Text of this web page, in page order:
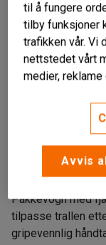
Fjærbelastede
Avtakbare sider
Pakkevogn med
tilpasse trallen
gripevennlig
til å fungere
tilby funksjoner
trafikken vår. Vi
nettstedet vårt
medier, reklame
Avvis